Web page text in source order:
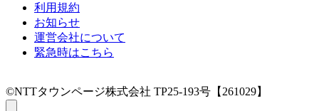
利用規約
お知らせ
運営会社について
緊急時はこちら
©NTTタウンページ株式会社 TP25-193号【261029】